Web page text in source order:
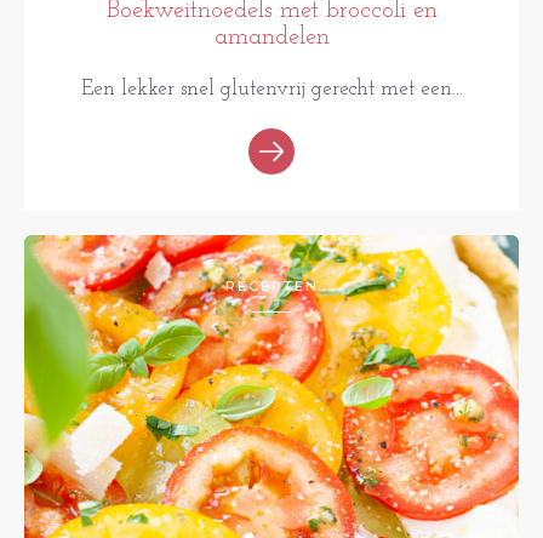
Boekweitnoedels met broccoli en
amandelen
Een lekker snel glutenvrij gerecht met een...
RECEPTEN